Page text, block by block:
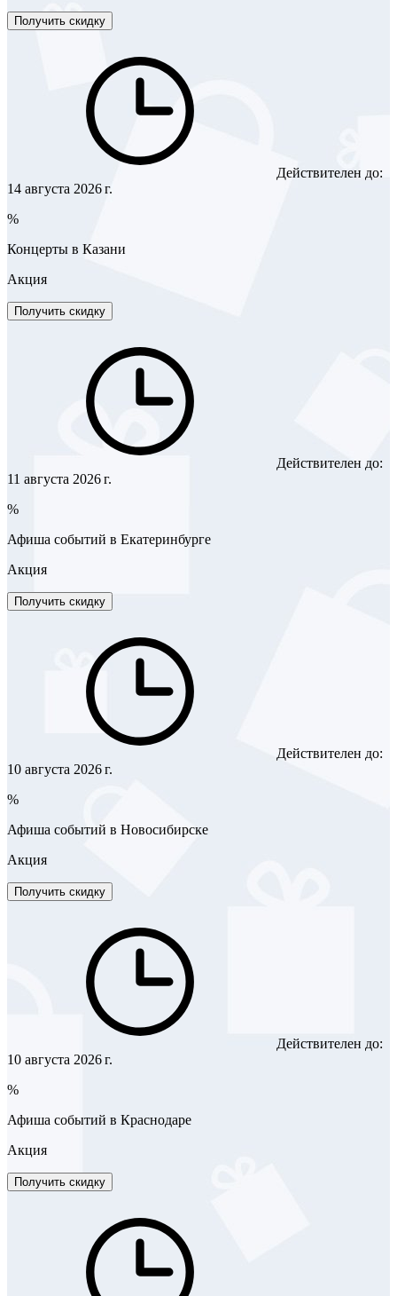
Получить скидку
Действителен до:
14 августа 2026 г.
%
Концерты в Казани
Акция
Получить скидку
Действителен до:
11 августа 2026 г.
%
Афиша событий в Екатеринбурге
Акция
Получить скидку
Действителен до:
10 августа 2026 г.
%
Афиша событий в Новосибирске
Акция
Получить скидку
Действителен до:
10 августа 2026 г.
%
Афиша событий в Краснодаре
Акция
Получить скидку